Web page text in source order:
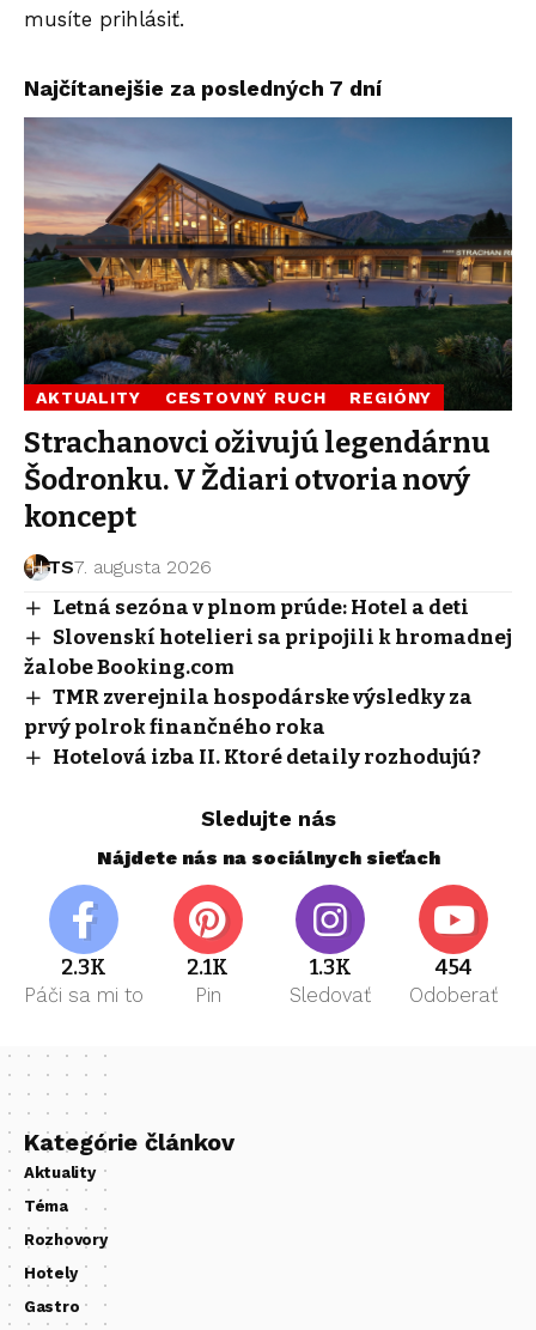
musíte prihlásiť.
Najčítanejšie za posledných 7 dní
AKTUALITY CESTOVNÝ RUCH REGIÓNY
Strachanovci oživujú legendárnu
Šodronku. V Ždiari otvoria nový
koncept
TS7. augusta 2026
Letná sezóna v plnom prúde: Hotel a deti
Slovenskí hotelieri sa pripojili k hromadnej
žalobe Booking.com
TMR zverejnila hospodárske výsledky za
prvý polrok finančného roka
Hotelová izba II. Ktoré detaily rozhodujú?
Sledujte nás
Nájdete nás na sociálnych sieťach
2.3K
Páči sa mi to
2.1K
Pin
1.3K
Sledovať
454
Odoberať
Kategórie článkov
Aktuality
Téma
Rozhovory
Hotely
Gastro